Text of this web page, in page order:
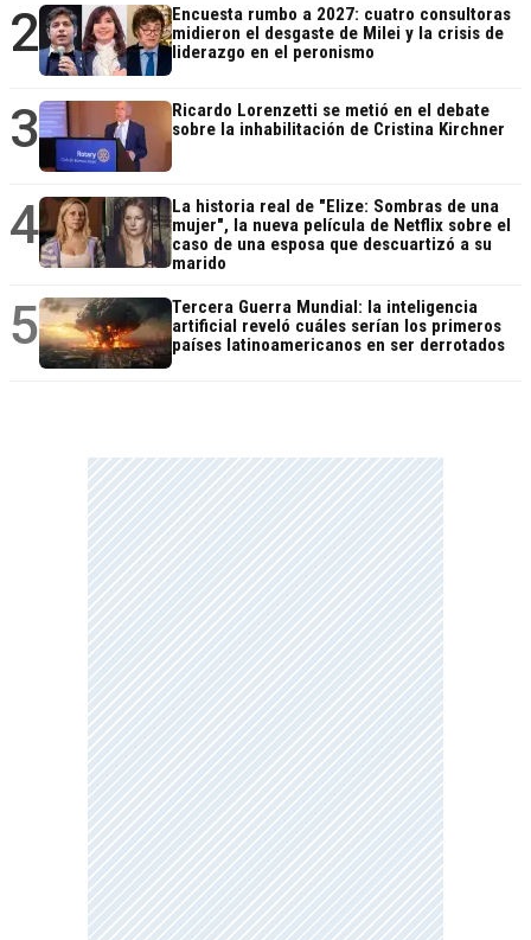
2
Encuesta rumbo a 2027: cuatro consultoras
midieron el desgaste de Milei y la crisis de
liderazgo en el peronismo
3
Ricardo Lorenzetti se metió en el debate
sobre la inhabilitación de Cristina Kirchner
4
La historia real de "Elize: Sombras de una
mujer", la nueva película de Netflix sobre el
caso de una esposa que descuartizó a su
marido
5
Tercera Guerra Mundial: la inteligencia
artificial reveló cuáles serían los primeros
países latinoamericanos en ser derrotados